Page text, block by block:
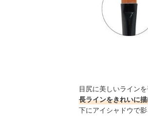
目尻に美しいライン
長ラインをきれいに
下にアイシャドウで